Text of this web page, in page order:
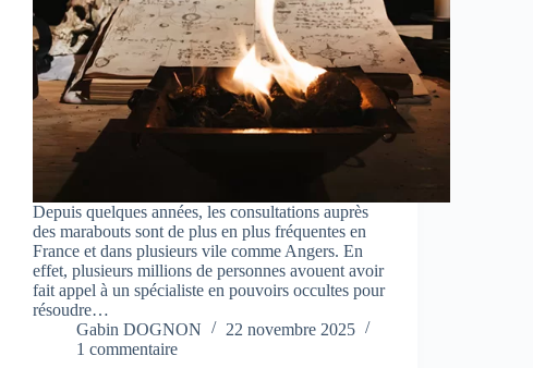
Depuis quelques années, les consultations auprès
des marabouts sont de plus en plus fréquentes en
France et dans plusieurs vile comme Angers. En
effet, plusieurs millions de personnes avouent avoir
fait appel à un spécialiste en pouvoirs occultes pour
résoudre…
Gabin DOGNON
22 novembre 2025
1 commentaire